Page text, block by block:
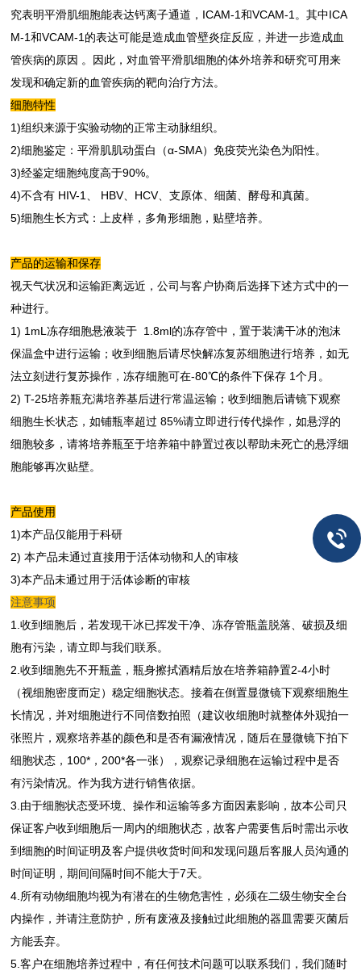
究表明平滑肌细胞能表达钙离子通道，ICAM-1和VCAM-1。其中ICA
M-1和VCAM-1的表达可能是造成血管壁炎症反应，并进一步造成血
管疾病的原因 。因此，对血管平滑肌细胞的体外培养和研究可用来
发现和确定新的血管疾病的靶向治疗方法。
细胞特性
1)组织来源于实验动物的正常主动脉组织。
2)细胞鉴定：平滑肌肌动蛋白（α-SMA）免疫荧光染色为阳性。
3)经鉴定细胞纯度高于90%。
4)不含有 HIV-1、 HBV、HCV、支原体、细菌、酵母和真菌。
5)细胞生长方式：上皮样，多角形细胞，贴壁培养。
产品的运输和保存
视天气状况和运输距离远近，公司与客户协商后选择下述方式中的一
种进行。
1) 1mL冻存细胞悬液装于 1.8ml的冻存管中，置于装满干冰的泡沫
保温盒中进行运输；收到细胞后请尽快解冻复苏细胞进行培养，如无
法立刻进行复苏操作，冻存细胞可在-80℃的条件下保存 1个月。
2) T-25培养瓶充满培养基后进行常温运输；收到细胞后请镜下观察
细胞生长状态，如铺瓶率超过 85%请立即进行传代操作，如悬浮的
细胞较多，请将培养瓶至于培养箱中静置过夜以帮助未死亡的悬浮细
胞能够再次贴壁。
产品使用
1)本产品仅能用于科研
2) 本产品未通过直接用于活体动物和人的审核
3)本产品未通过用于活体诊断的审核
注意事项
1.收到细胞后，若发现干冰已挥发干净、冻存管瓶盖脱落、破损及细
胞有污染，请立即与我们联系。
2.收到细胞先不开瓶盖，瓶身擦拭酒精后放在培养箱静置2-4小时
（视细胞密度而定）稳定细胞状态。接着在倒置显微镜下观察细胞生
长情况，并对细胞进行不同倍数拍照（建议收细胞时就整体外观拍一
张照片，观察培养基的颜色和是否有漏液情况，随后在显微镜下拍下
细胞状态，100*，200*各一张），观察记录细胞在运输过程中是否
有污染情况。作为我方进行销售依据。
3.由于细胞状态受环境、操作和运输等多方面因素影响，故本公司只
保证客户收到细胞后一周内的细胞状态，故客户需要售后时需出示收
到细胞的时间证明及客户提供收货时间和发现问题后客服人员沟通的
时间证明，期间间隔时间不能大于7天。
4.所有动物细胞均视为有潜在的生物危害性，必须在二级生物安全台
内操作，并请注意防护，所有废液及接触过此细胞的器皿需要灭菌后
方能丢弃。
5.客户在细胞培养过程中，有任何技术问题可以联系我们，我们随时